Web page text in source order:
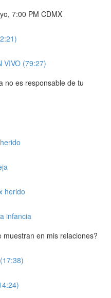
7:00 PM CDMX
VIVO (79:27)
no es responsable de tu
herido
infancia
en mis relaciones?